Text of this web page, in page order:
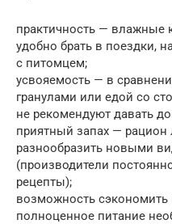
практичность — влажные
удобно брать в поездки,
с питомцем;
усвояемость — в
гранулами или едой со
не рекомендуют давать
приятный запах —
разнообразить новыми
(производители
рецепты);
возможность
полноценное питание